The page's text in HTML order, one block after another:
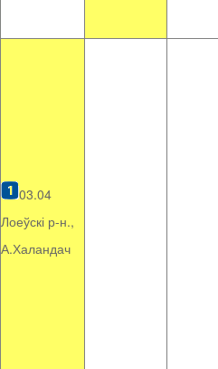
03.04
Лоеўскі р-н.,
А.Халандач